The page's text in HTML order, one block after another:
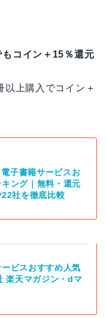
コイン＋15％還元
以上購入でコイン＋
電子書籍サービスお
ング｜無料・還元
社を徹底比較
ビスおすすめ人気
楽天マガジン・dマ